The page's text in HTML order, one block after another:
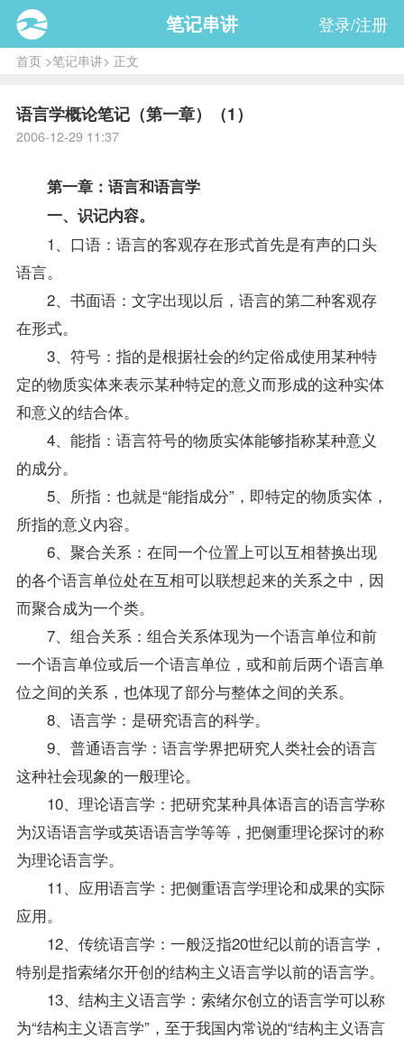
笔记串讲 登录/注册
首页>笔记串讲> 正文
语言学概论笔记（第一章）（1）
2006-12-29 11:37
第一章：语言和语言学
一、识记内容。
1、口语：语言的客观存在形式首先是有声的口头
语言。
2、书面语：文字出现以后，语言的第二种客观存
在形式。
3、符号：指的是根据社会的约定俗成使用某种特
定的物质实体来表示某种特定的意义而形成的这种实体
和意义的结合体。
4、能指：语言符号的物质实体能够指称某种意义
的成分。
5、所指：也就是“能指成分”，即特定的物质实体，
所指的意义内容。
6、聚合关系：在同一个位置上可以互相替换出现
的各个语言单位处在互相可以联想起来的关系之中，因
而聚合成为一个类。
7、组合关系：组合关系体现为一个语言单位和前
一个语言单位或后一个语言单位，或和前后两个语言单
位之间的关系，也体现了部分与整体之间的关系。
8、语言学：是研究语言的科学。
9、普通语言学：语言学界把研究人类社会的语言
这种社会现象的一般理论。
10、理论语言学：把研究某种具体语言的语言学称
为汉语语言学或英语语言学等等，把侧重理论探讨的称
为理论语言学。
11、应用语言学：把侧重语言学理论和成果的实际
应用。
12、传统语言学：一般泛指20世纪以前的语言学，
特别是指索绪尔开创的结构主义语言学以前的语言学。
13、结构主义语言学：索绪尔创立的语言学可以称
为“结构主义语言学”，至于我国内常说的“结构主义语言